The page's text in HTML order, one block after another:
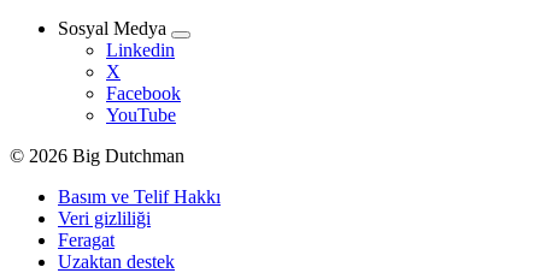
Sosyal Medya
Linkedin
X
Facebook
YouTube
© 2026 Big Dutchman
Basım ve Telif Hakkı
Veri gizliliği
Feragat
Uzaktan destek